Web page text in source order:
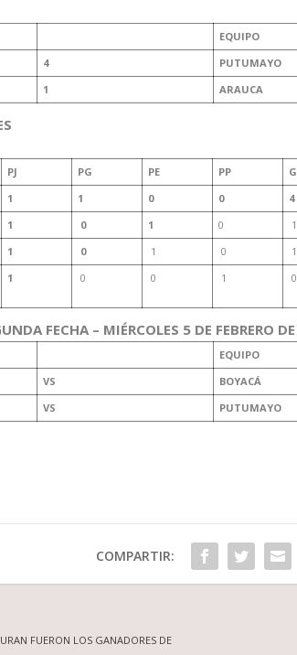
EQUIPO
4 PUTUMAYO
1 ARAUCA
PJ PG PE PP
1 1 0 0 4
1 0 1 0 1
1 0 1 0 1
1 0 0 1 0
FECHA – MIÉRCOLES 5 DE FEBRERO
EQUIPO
VS BOYACÁ
VS PUTUMAYO
COMPARTIR:
FUERON LOS GANADORES DE